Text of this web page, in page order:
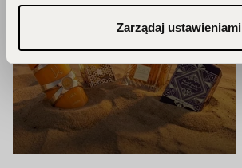
Zarządaj ustawieniami